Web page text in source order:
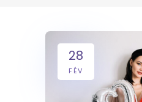
28
FÉV